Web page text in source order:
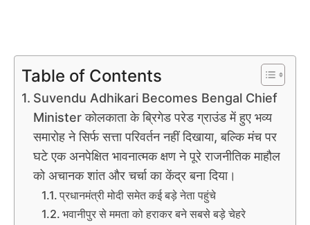
Table of Contents
Suvendu Adhikari Becomes Bengal Chief
Minister कोलकाता के ब्रिगेड परेड ग्राउंड में हुए भव्य
समारोह ने सिर्फ सत्ता परिवर्तन नहीं दिखाया, बल्कि मंच पर
घटे एक अनपेक्षित भावनात्मक क्षण ने पूरे राजनीतिक माहौल
को अचानक शांत और चर्चा का केंद्र बना दिया।
प्रधानमंत्री मोदी समेत कई बड़े नेता पहुंचे
भवानीपुर से ममता को हराकर बने सबसे बड़े चेहरे